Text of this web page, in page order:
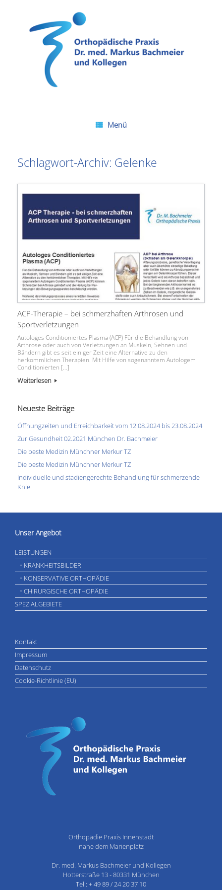
Menü
Schlagwort-Archiv: Gelenke
ACP-Therapie – bei schmerzhaften Arthrosen und
Sportverletzungen
Autologes Conditioniertes Plasma (ACP) Für die Behandlung von
Arthrose oder auch von Verletzungen an Muskeln, Sehnen und
Bändern gibt es seit einiger Zeit eine Alternative zu den
herkömmlichen Therapien. Mit Hilfe von sogenanntem Autologem
Conditionierten […]
Weiterlesen
Neueste Beiträge
Öffnungzeiten und Erreichbarkeit vom 12.08.2024 bis 23.08.2024
Zur Gesundheit 02.2021 München Dr. Bachmeier
Die beste Medizin Münchner Merkur TZ
Die beste Medizin Münchner Merkur TZ
Individuelle und stadiengerechte Behandlung für schmerzende
Knie
Unser Angebot
LEISTUNGEN
• KRANKHEITSBILDER
• KONSERVATIVE ORTHOPÄDIE
• CHIRURGISCHE ORTHOPÄDIE
SPEZIALGEBIETE
Kontakt
Impressum
Datenschutz
Cookie-Richtlinie (EU)
Orthopädie Praxis Innenstadt
nahe dem Marienplatz
Dr. med. Markus Bachmeier und Kollegen
Hotterstraße 13 - 80331 München
Tel.: + 49 89 / 24 20 37 10